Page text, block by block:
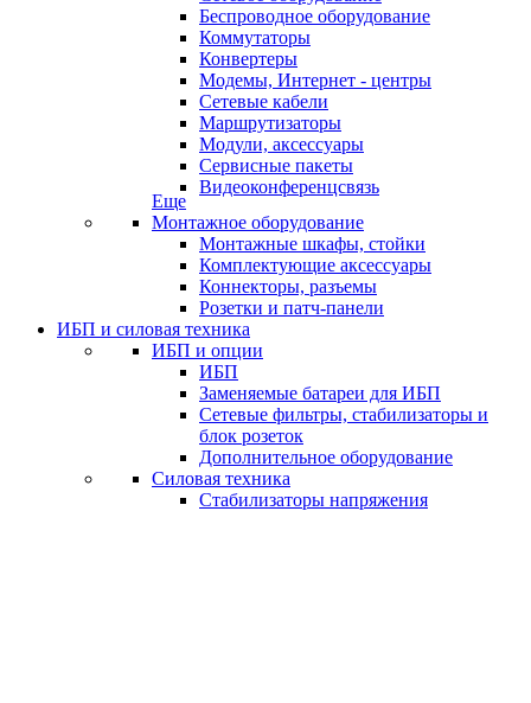
Беспроводное оборудование
Коммутаторы
Конвертеры
Модемы, Интернет - центры
Сетевые кабели
Маршрутизаторы
Модули, аксессуары
Сервисные пакеты
Видеоконференцсвязь
Еще
Монтажное оборудование
Монтажные шкафы, стойки
Комплектующие аксессуары
Коннекторы, разъемы
Розетки и патч-панели
ИБП и силовая техника
ИБП и опции
ИБП
Заменяемые батареи для ИБП
Сетевые фильтры, стабилизаторы и
блок розеток
Дополнительное оборудование
Силовая техника
Стабилизаторы напряжения